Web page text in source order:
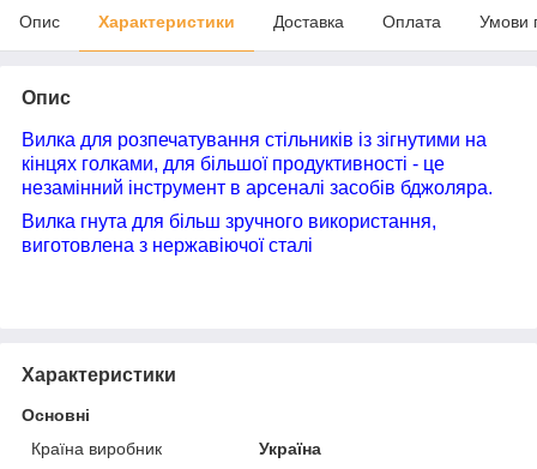
Опис Характеристики Доставка Оплата Умови
Опис
Вилка для розпечатування стільників із зігнутими на
кінцях голками, для більшої продуктивності - це
незамінний інструмент в арсеналі засобів бджоляра.
Вилка гнута для більш зручного використання,
виготовлена з нержавіючої сталі
Характеристики
Основні
Країна виробник
Україна